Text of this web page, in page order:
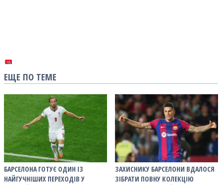
ЕЩЕ ПО ТЕМЕ
БАРСЕЛОНА ГОТУЄ ОДИН ІЗ
НАЙГУЧНІШИХ ПЕРЕХОДІВ У
ЗАХИСНИКУ БАРСЕЛОНИ ВДАЛОСЯ
ЗІБРАТИ ПОВНУ КОЛЕКЦІЮ